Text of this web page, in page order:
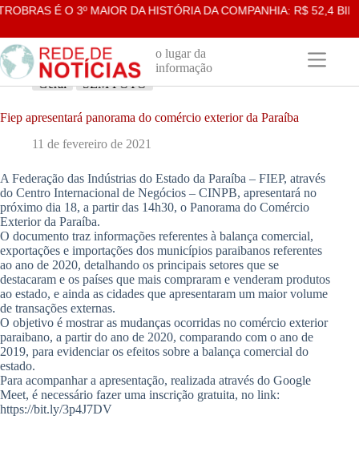
Pular
o
conteúdo
É O 3º MAIOR DA HISTÓRIA DA COMPANHIA: R$ 52,4
o lugar da
informação
Geral
SEM FOTO
Fiep apresentará panorama do comércio exterior da Paraíba
11 de fevereiro de 2021
A Federação das Indústrias do Estado da Paraíba – FIEP, através
do Centro Internacional de Negócios – CINPB, apresentará no
próximo dia 18, a partir das 14h30, o Panorama do Comércio
Exterior da Paraíba.
O documento traz informações referentes à balança comercial,
exportações e importações dos municípios paraibanos referentes
ao ano de 2020, detalhando os principais setores que se
destacaram e os países que mais compraram e venderam produtos
ao estado, e ainda as cidades que apresentaram um maior volume
de transações externas.
O objetivo é mostrar as mudanças ocorridas no comércio exterior
paraibano, a partir do ano de 2020, comparando com o ano de
2019, para evidenciar os efeitos sobre a balança comercial do
estado.
Para acompanhar a apresentação, realizada através do Google
Meet, é necessário fazer uma inscrição gratuita, no link:
https://bit.ly/3p4J7DV